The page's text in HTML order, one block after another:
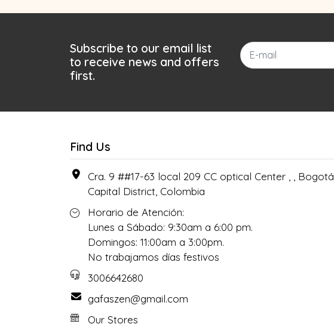
Subscribe to our email list
to receive news and offers
first.
Find Us
Cra. 9 ##17-63 local 209 CC optical Center , , Bogotá,
Capital District, Colombia
Horario de Atención:
Lunes a Sábado: 9:30am a 6:00 pm.
Domingos: 11:00am a 3:00pm.
No trabajamos días festivos
3006642680
gafaszen@gmail.com
Our Stores